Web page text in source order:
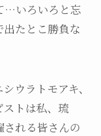
…いろいろと忘
たとこ勝負な
ウラトモアキ、
トは私、琉
れる皆さんの